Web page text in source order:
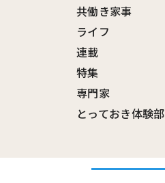
共働き家事
ライフ
連載
特集
専門家
とっておき体験部